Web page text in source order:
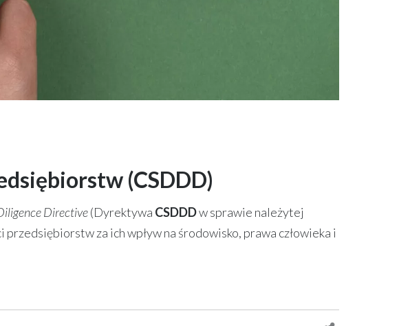
(CSDDD)
Directive(Dyrektywa CSDDDw sprawie należytej
za ich wpływ na środowisko, prawa człowieka i